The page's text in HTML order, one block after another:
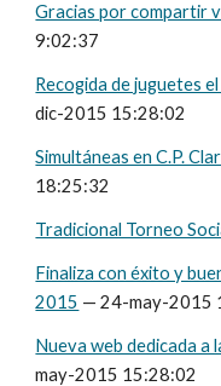
Gracias por compartir
9:02:37
Recogida de juguetes
dic-2015 15:28:02
Simultáneas en C.P.
18:25:32
Tradicional Torneo
Finaliza con éxito y
2015 — 24-may-2015
Nueva web dedicada a
may-2015 15:28:02